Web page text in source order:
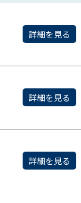
詳細を見る
詳細を見る
詳細を見る